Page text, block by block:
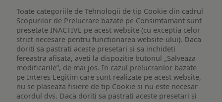
Toate categoriile de Tehnologii de tip Cookie din cadrul
Scopurilor de Prelucrare bazate pe Consimtamant sunt
presetate INACTIVE pe acest website (cu exceptia celor
strict necesare pentru functionarea website-ului). Daca
doriti sa pastrati aceste presetari si sa inchideti
fereastra afisata, aveti la dispozitie butonul „Salveaza
modificarile”, de mai jos. In cazul prelucrarilor bazate
pe Interes Legitim care sunt realizate pe acest website,
nu se plaseaza fisiere de tip Cookie si nu este necesar
acordul dvs. Daca doriti sa pastrati aceste presetari si